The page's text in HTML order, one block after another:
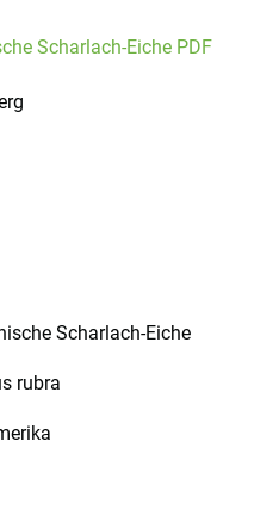
Scharlach-Eiche PDF
Scharlach-Eiche
rubra